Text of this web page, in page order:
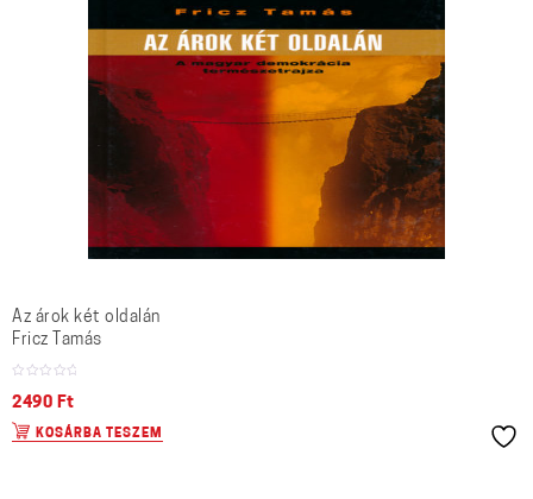
Az árok két oldalán
Fricz Tamás
2490 Ft
KOSÁRBA TESZEM